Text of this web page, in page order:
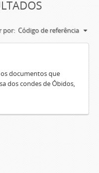
por: Código de referência
documentos que
dos condes de Óbidos,